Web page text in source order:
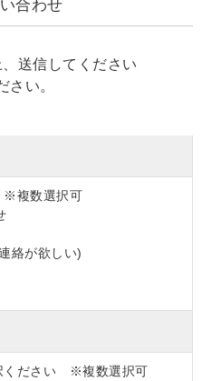
合わせ
送信してください
さい。
※複数選択可
絡が欲しい)
ください ※複数選択可